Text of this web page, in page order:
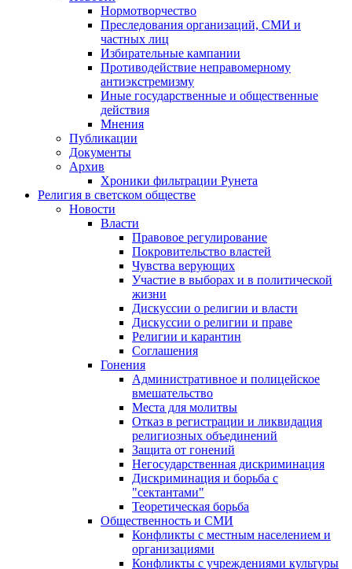
Нормотворчество
Преследования организаций, СМИ и
частных лиц
Избирательные кампании
Противодействие неправомерному
антиэкстремизму
Иные государственные и общественные
действия
Мнения
Публикации
Документы
Архив
Хроники фильтрации Рунета
Религия в светском обществе
Новости
Власти
Правовое регулирование
Покровительство властей
Чувства верующих
Участие в выборах и в политической
жизни
Дискуссии о религии и власти
Дискуссии о религии и праве
Религии и карантин
Соглашения
Гонения
Административное и полицейское
вмешательство
Места для молитвы
Отказ в регистрации и ликвидация
религиозных объединений
Защита от гонений
Негосударственная дискриминация
Дискриминация и борьба с
"сектантами"
Теоретическая борьба
Общественность и СМИ
Конфликты с местным населением и
организациями
Конфликты с учреждениями культуры